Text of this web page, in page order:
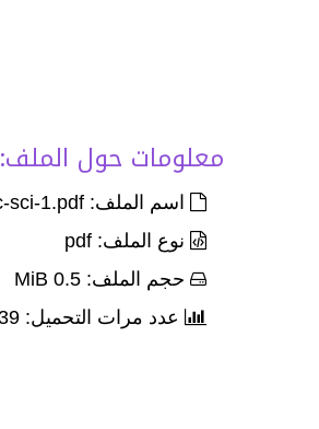
معلومات حول الملف:
اسم الملف: repartition-annuelle-pc-tc-sci-1.pdf
نوع الملف: pdf
حجم الملف: 0.5 MiB
عدد مرات التحميل: 739